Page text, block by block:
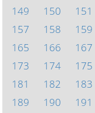
149
150 151
157
158 159
165
166 167
173
174 175
181
182 183
189
190 191